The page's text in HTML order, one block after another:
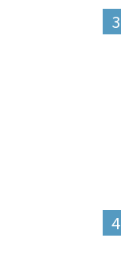
3
4